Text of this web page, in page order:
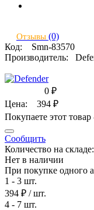
Отзывы (0)
Код: Smn-83570
Производитель:
0 ₽
Цена: 394 ₽
Покупаете этот товар
Сообщить
Количество на складе:
Нет в наличии
При покупке одного
1 - 3 шт.
394 ₽ / шт.
4 - 7 шт.